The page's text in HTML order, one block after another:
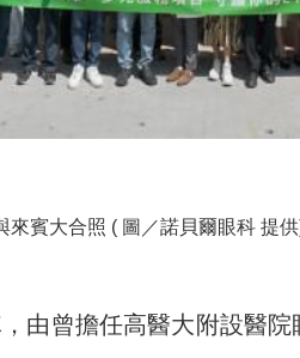
賓大合照 ( 圖／諾貝爾眼科 提
由曾擔任高醫大附設醫院